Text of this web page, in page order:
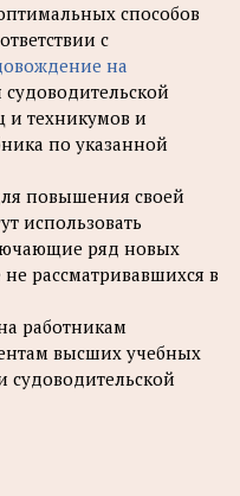
способов
с
на
судоводительской
и техникумов и
по указанной
повышения своей
использовать
ряд новых
рассматривавшихся в
работникам
высших учебных
судоводительской